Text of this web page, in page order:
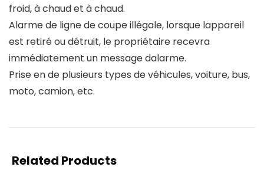
froid, à chaud et à chaud.
Alarme de ligne de coupe illégale, lorsque lappareil
est retiré ou détruit, le propriétaire recevra
immédiatement un message dalarme.
Prise en de plusieurs types de véhicules, voiture, bus,
moto, camion, etc.
Related Products